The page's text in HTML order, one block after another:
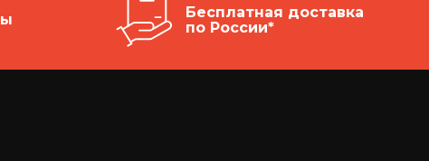
Бесплатная доставка
по России*